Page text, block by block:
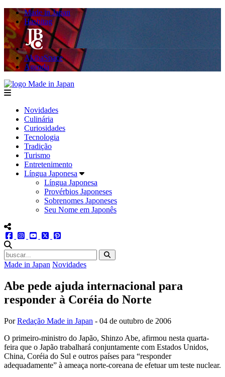
Made in Japan
Hashitag
AkibaSpace
Agenda
menu
Novidades
Culinária
Curiosidades
Tecnologia
Tradição
Turismo
Entretenimento
Língua Japonesa
Língua Japonesa
Provérbios Japoneses
Sobrenomes Japoneses
Seu Nome em Japonês
menu redes social
facebookinstagram
youtube
twitter
Made in Japan Novidades
Abe pede ajuda internacional para
responder à Coréia do Norte
PorRedação Made in Japan - 04 de outubro de 2006
O primeiro-ministro do Japão, Shinzo Abe, afirmou nesta quarta-
feira que o Japão trabalhará conjuntamente com Estados Unidos,
China, Coréia do Sul e outros países para “responder
adequadamente” à ameaça norte-coreana de efetuar um teste nuclear.